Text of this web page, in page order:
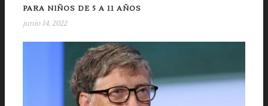
PARA NIÑOS DE 5 A 11 AÑOS
junio 14, 2022